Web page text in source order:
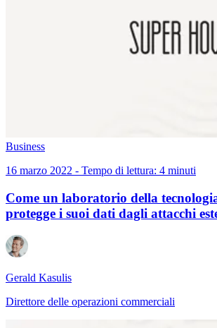
Business
16 marzo 2022 - Tempo di lettura: 4 minuti
Come un laboratorio della
protegge i suoi dati dagli attacchi
Gerald Kasulis
Direttore delle operazioni commerciali